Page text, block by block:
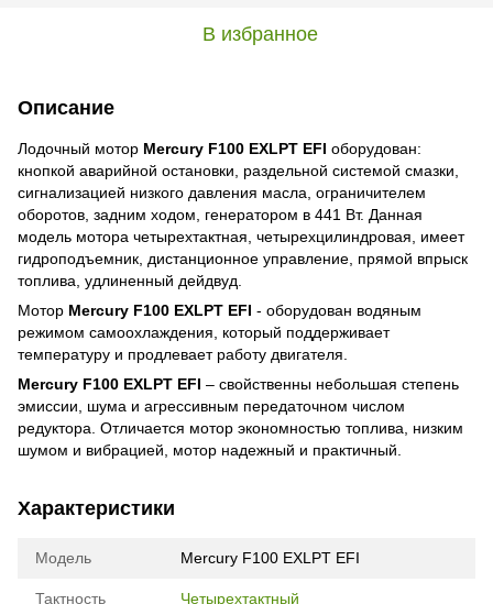
В избранное
Описание
Лодочный мотор Mercury F100 EXLPT EFI оборудован:
кнопкой аварийной остановки, раздельной системой смазки,
сигнализацией низкого давления масла, ограничителем
оборотов, задним ходом, генератором в 441 Вт. Данная
модель мотора четырехтактная, четырехцилиндровая, имеет
гидроподъемник, дистанционное управление, прямой впрыск
топлива, удлиненный дейдвуд.
Мотор Mercury F100 EXLPT EFI - оборудован водяным
режимом самоохлаждения, который поддерживает
температуру и продлевает работу двигателя.
Mercury F100 EXLPT EFI – свойственны небольшая степень
эмиссии, шума и агрессивным передаточном числом
редуктора. Отличается мотор экономностью топлива, низким
шумом и вибрацией, мотор надежный и практичный.
Характеристики
Модель Mercury F100 EXLPT EFI
Тактность Четырехтактный